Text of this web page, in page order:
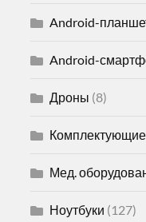
Android-
Android-
Дроны (8)
Мед.
Ноутбуки (127)